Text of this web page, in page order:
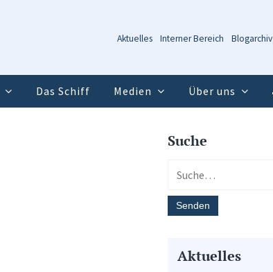
Aktuelles Interner Bereich Blogarchiv
Das Schiff Medien Über uns
Suche
Aktuelles